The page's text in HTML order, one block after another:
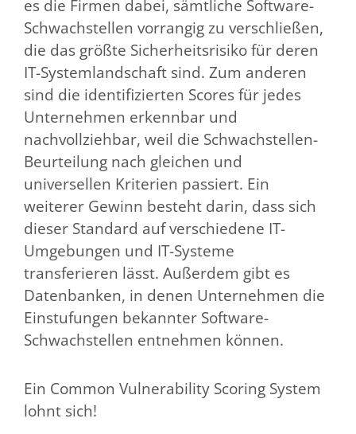
es die Firmen dabei, sämtliche Software-
Schwachstellen vorrangig zu verschließen,
die das größte Sicherheitsrisiko für deren
IT-Systemlandschaft sind. Zum anderen
sind die identifizierten Scores für jedes
Unternehmen erkennbar und
nachvollziehbar, weil die Schwachstellen-
Beurteilung nach gleichen und
universellen Kriterien passiert. Ein
weiterer Gewinn besteht darin, dass sich
dieser Standard auf verschiedene IT-
Umgebungen und IT-Systeme
transferieren lässt. Außerdem gibt es
Datenbanken, in denen Unternehmen die
Einstufungen bekannter Software-
Schwachstellen entnehmen können.
Ein Common Vulnerability Scoring System
lohnt sich!